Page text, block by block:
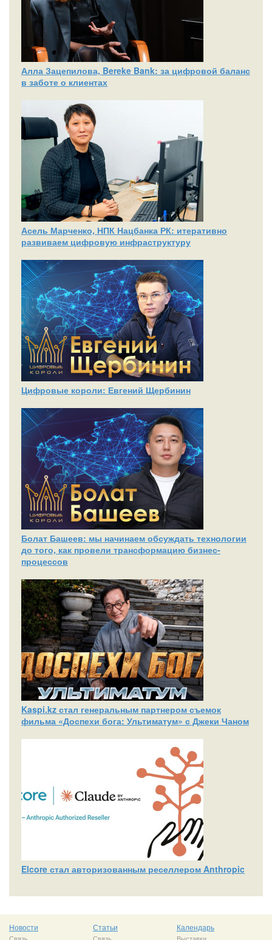
Алла Зацепилова, Bereke Bank: за цифровой баланс
в заботе о клиентах
Асель Марченко, НПК Нацбанка РК: итеративно
развиваем цифровую инфраструктуру
Цифровые короли: Евгений Щербинин
Болат Башеев: мы начинаем обсуждать технологии
до того, как провели трансформацию бизнес-
процессов
Kaspi.kz стал генеральным партнером съемок
фильма «Доспехи бога: Ультиматум» с Джеки Чаном
Elcore стал авторизованным реселлером Anthropic
Новости
Связь
Статьи
Связь
Календарь
Выставки